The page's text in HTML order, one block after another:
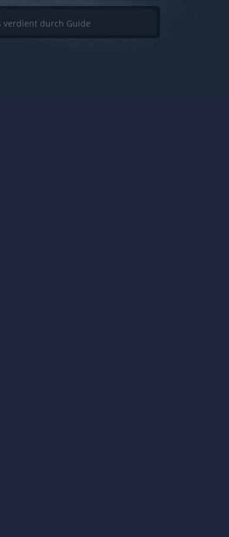
verdient durch Guide